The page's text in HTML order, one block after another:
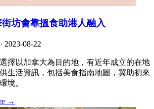
坊會靠搵食助港人融入
2023-08-22
擇以加拿大為目的地，有近年成立的在地
生活資訊，包括美食指南地圖，冀助初來
境。
→